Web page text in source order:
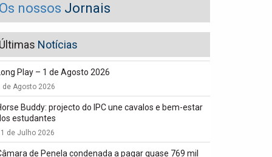
nossos Jornais
Notícias
Play – 1 de Agosto 2026
de Agosto 2026
Buddy: projecto do IPC une cavalos e bem-estar
estudantes
de Julho 2026
de Penela condenada a pagar quase 769 mil